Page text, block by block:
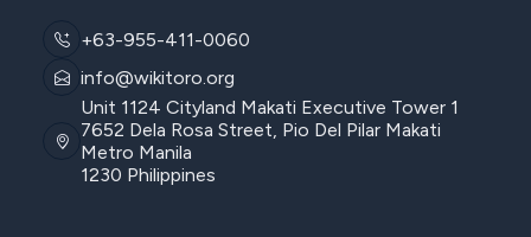
+63-955-411-0060
info@wikitoro.org
Unit 1124 Cityland Makati Executive Tower 1
7652 Dela Rosa Street, Pio Del Pilar Makati
Metro Manila
1230 Philippines